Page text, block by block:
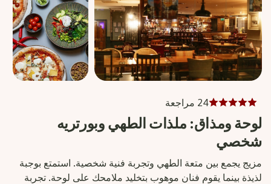
24 مراجعة
لوحة ومذاق: ملذات الطهي وبورتريه
شخصي
مزيج يجمع بين متعة الطهي وتجربة فنية شخصية. استمتع بوجبة
لذيذة بينما يقوم فنان موهوب بتخليد ملامحك على لوحة. تجربة